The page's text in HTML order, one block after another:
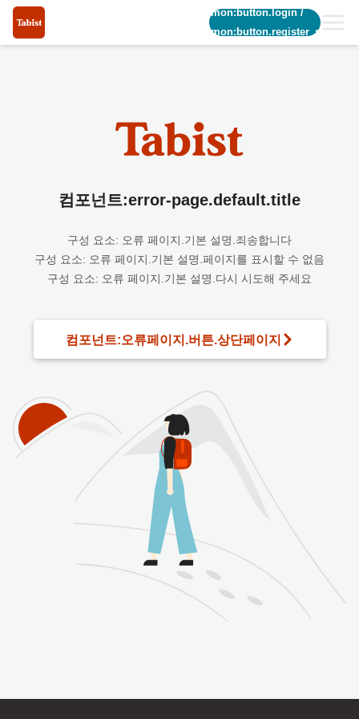
common:button.login/
common:button.register_short
컴포넌트:error-page.default.title
구성 요소: 오류 페이지.기본 설명.죄송합니다
구성 요소: 오류 페이지.기본 설명.페이지를 표시할 수 없음
구성 요소: 오류 페이지.기본 설명.다시 시도해 주세요
컴포넌트:오류페이지.버튼.상단페이지